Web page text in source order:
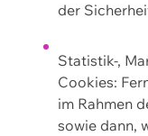
der
Statistik-,
Cookies:
im Rahmen
sowie dann,